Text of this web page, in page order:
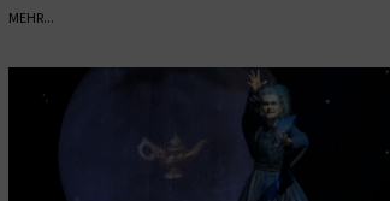
MEHR...